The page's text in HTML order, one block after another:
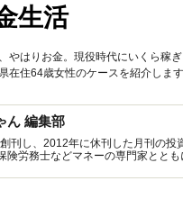
生活
やはりお金。現役時代にいくら稼
在住64歳女性のケースを紹介します
ん 編集部
刊し、2012年に休刊した月刊の投
険労務士などマネーの専門家とと